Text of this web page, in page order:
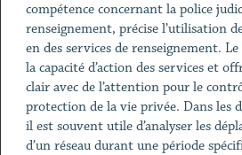
compétence concernant la police
renseignement, précise l’utilisation
en des services de renseignement.
la capacité d’action des services et
clair avec de l’attention pour le
protection de la vie privée. Dans les
il est souvent utile d’analyser les
d’un réseau durant une période